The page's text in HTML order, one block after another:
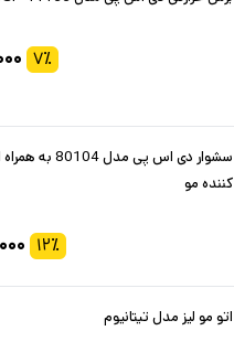
۷٪
سشوار دی اس پی مدل
کننده مو
۱۲٪
اتو مو لیز مدل تیتانیوم